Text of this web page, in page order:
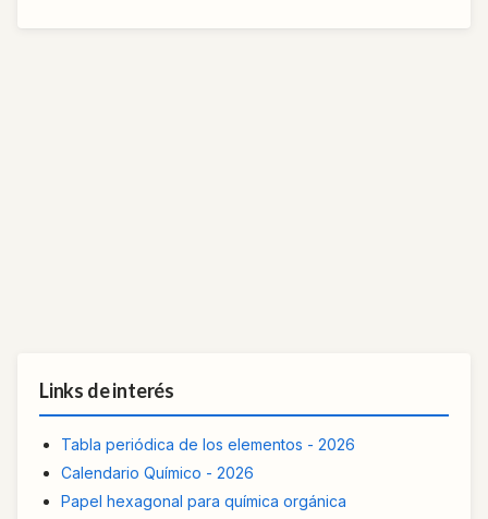
Links de interés
Tabla periódica de los elementos - 2026
Calendario Químico - 2026
Papel hexagonal para química orgánica